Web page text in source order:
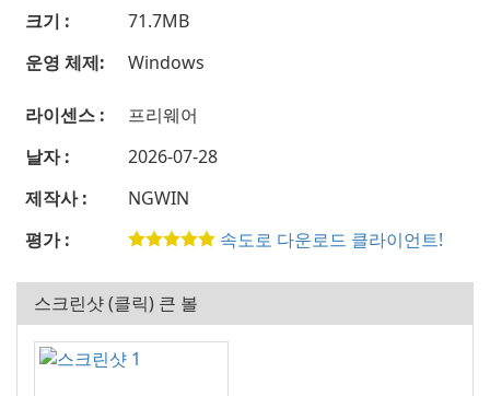
크기 :
71.7MB
운영 체제:
Windows
라이센스 :
프리웨어
날자 :
2026-07-28
제작사 :
NGWIN
평가 :
속도로 다운로드 클라이언트!
스크린샷 (클릭) 큰 볼